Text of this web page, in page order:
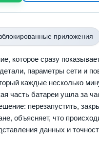
приложения
которое сразу
параметры сети и
каждые несколько
часть батареи ушла
перезапустить,
объясняет, что
данных и